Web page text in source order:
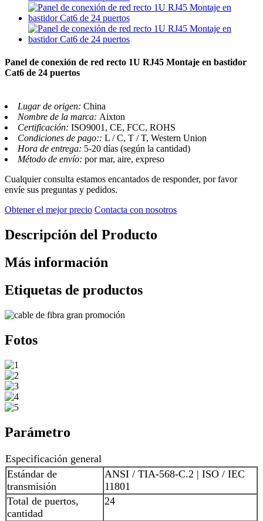
Panel de conexión de red recto 1U RJ45 Montaje en bastidor
Cat6 de 24 puertos
Lugar de origen: China
Nombre de la marca: Aixton
Certificación: ISO9001, CE, FCC, ROHS
Condiciones de pago:: L / C, T / T, Western Union
Hora de entrega: 5-20 días (según la cantidad)
Método de envío: por mar, aire, expreso
Cualquier consulta estamos encantados de responder, por favor
envíe sus preguntas y pedidos.
Obtener el mejor precio Contacta con nosotros
Descripción del Producto
Más información
Etiquetas de productos
Fotos
Parámetro
Especificación general
Estándar de
transmisión
ANSI / TIA-568-C.2 | ISO / IEC
11801
Total de puertos,
cantidad
24